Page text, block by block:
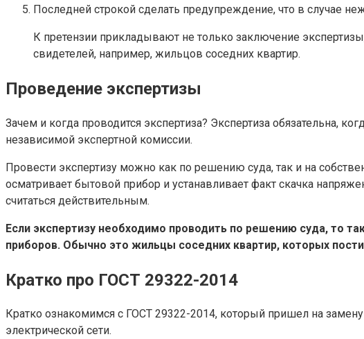
Последней строкой сделать предупреждение, что в случае
К претензии прикладывают не только заключение
свидетелей, например, жильцов соседних квартир.
Проведение экспертизы
Зачем и когда проводится экспертиза? Экспертиза обязательна,
независимой экспертной комиссии.
Провести экспертизу можно как по решению суда, так и на
осматривает бытовой прибор и устанавливает факт скачка
считаться действительным.
Если экспертизу необходимо проводить по решению суда, то
приборов. Обычно это жильцы соседних квартир, которых
Кратко про ГОСТ 29322-2014
Кратко ознакомимся с ГОСТ 29322-2014, который пришел на
электрической сети.